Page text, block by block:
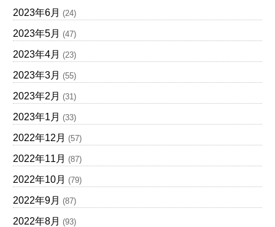
2023年6月 (24)
2023年5月 (47)
2023年4月 (23)
2023年3月 (55)
2023年2月 (31)
2023年1月 (33)
2022年12月 (57)
2022年11月 (87)
2022年10月 (79)
2022年9月 (87)
2022年8月 (93)